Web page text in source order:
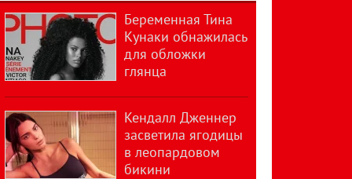
Беременная Тина
Кунаки обнажилась
для обложки
глянца
Кендалл Дженнер
засветила ягодицы
в леопардовом
бикини